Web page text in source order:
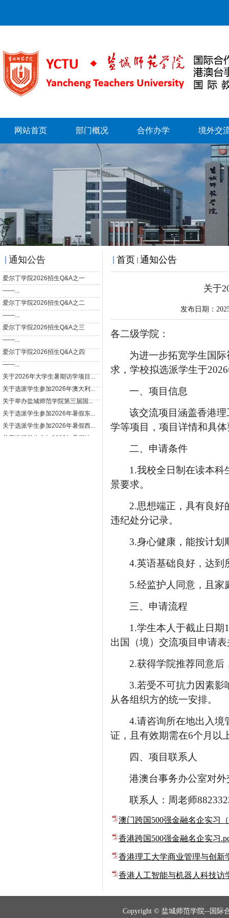
网站首页 部门概况 合作办学 境外交
通知公告 首页 通知公告
关于
发布日期：
各二级学院：
为进一步拓宽学生国
求，学校拟选派学生于2026
一、项目信息
该交流项目涵盖香港
学等项目，项目详情和具
二、申请条件
1.我校全日制在读本科
景要求。
2.思想端正，具有良好
违纪处分记录。
3.身心健康，能按计划
4.英语基础良好，达到
5.经监护人同意，且家
三、申请流程
1.学生本人于截止日期
出国（境）交流项目申请
2.获得学院推荐同意后
3.若受不可抗力因素影
从各组织方的统一安排。
4.请咨询所在地出入境
证，且有效期需在6个月以
四、项目联系人
港澳台事务办公室对
联系人：周老师
澳门跨国500强金融名企实习
香港跨国500强金融名企实习
香港理工大学商业管理与创新
香港人工智能与机器人科技访
Copyright © 盐城师范学院--国际